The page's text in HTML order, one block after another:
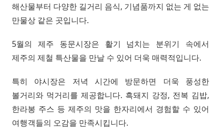
해산물부터 다양한 길거리 음식, 기념품까지 없는 게 없는
만물상 같은 곳입니다.
5월의 제주 동문시장은 활기 넘치는 분위기 속에서
제주의 제철 특산물을 만날 수 있어 더욱 매력적입니다.
특히 야시장은 저녁 시간에 방문하면 더욱 풍성한
볼거리와 먹거리를 제공합니다. 흑돼지 강정, 전복 김밥,
한라봉 주스 등 제주의 맛을 한자리에서 경험할 수 있어
여행객들의 오감을 만족시킵니다.